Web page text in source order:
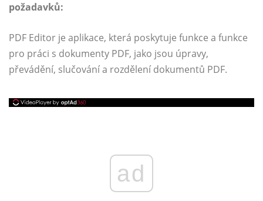
požadavků:
PDF Editor je aplikace, která poskytuje funkce a funkce
pro práci s dokumenty PDF, jako jsou úpravy,
převádění, slučování a rozdělení dokumentů PDF.
ad